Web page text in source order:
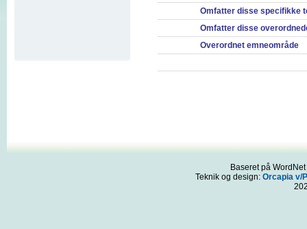
Omfatter disse specifikke
Omfatter disse
Overordnet emneområde
Baseret på
Teknik og design: Orcapia v/